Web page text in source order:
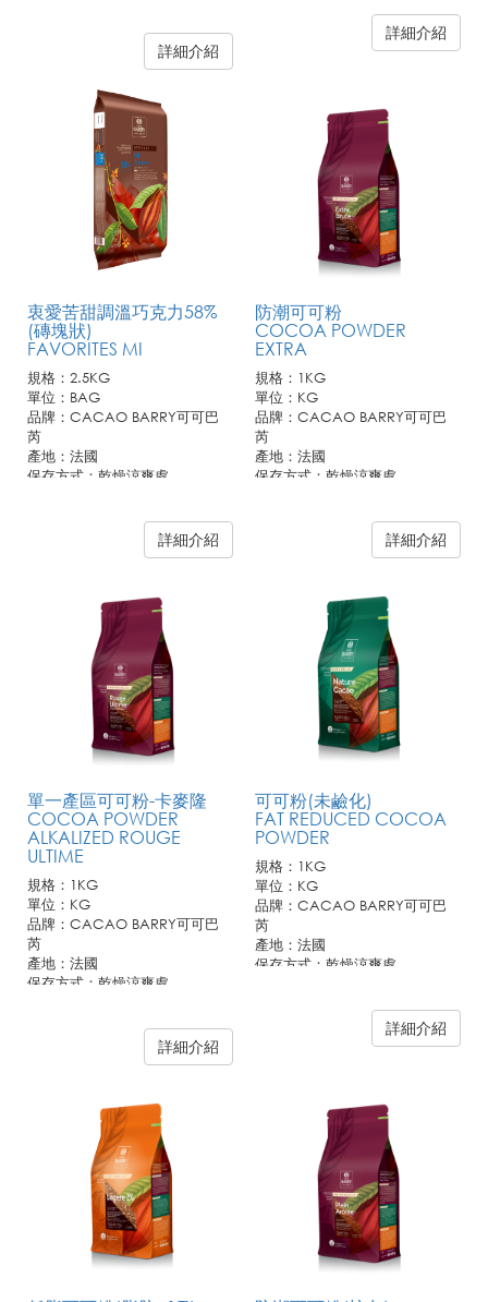
詳細介紹
詳細介紹
衷愛苦甜調溫巧克力58%
(磚塊狀)
FAVORITES MI
規格：2.5KG
單位：BAG
品牌：CACAO BARRY可可巴
芮
產地：法國
保存方式：乾燥涼爽處
詳細介紹
防潮可可粉
COCOA POWDER
EXTRA
規格：1KG
單位：KG
品牌：CACAO BARRY可可巴
芮
產地：法國
保存方式：乾燥涼爽處
詳細介紹
單一產區可可粉-卡麥隆
COCOA POWDER
ALKALIZED ROUGE
ULTIME
規格：1KG
單位：KG
品牌：CACAO BARRY可可巴
芮
產地：法國
保存方式：乾燥涼爽處
詳細介紹
可可粉(未鹼化)
FAT REDUCED COCOA
POWDER
規格：1KG
單位：KG
品牌：CACAO BARRY可可巴
芮
產地：法國
保存方式：乾燥涼爽處
詳細介紹